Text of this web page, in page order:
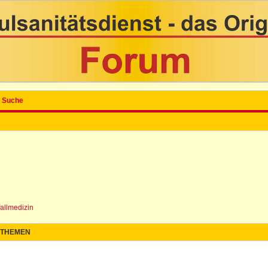
Suche
THEMEN